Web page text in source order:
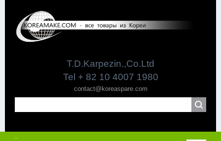
T.D.Karpezin.,Co.Ltd
Tel + 82 10 4007 1980
contact@koreaspare.com
МЕНЮ